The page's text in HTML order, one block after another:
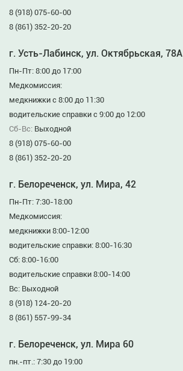
8 (918) 075-60-00
8 (861) 352-20-20
г. Усть-Лабинск, ул. Октябрьская, 78А
Пн-Пт: 8:00 до 17:00
Медкомиссия:
медкнижки с 8:00 до 11:30
водительские справки с 9:00 до 12:00
Сб-Вс: Выходной
8 (918) 075-60-00
8 (861) 352-20-20
г. Белореченск, ул. Мира, 42
Пн-Пт: 7:30-18:00
Медкомиссия:
медкнижки 8:00-12:00
водительские справки: 8:00-16:30
Сб: 8:00-16:00
водительские справки 8:00-14:00
Вс: Выходной
8 (918) 124-20-20
8 (861) 557-99-34
г. Белореченск, ул. Мира 60
пн.-пт.: 7:30 до 19:00